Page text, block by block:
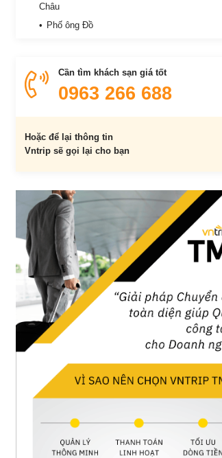
Châu
Phố ông Đồ
Cần tìm khách sạn giá tốt
0963 266 688
Hoặc để lại thông tin
Vntrip sẽ gọi lại cho bạn